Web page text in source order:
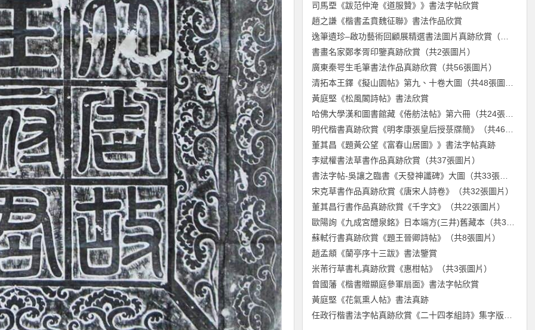
司馬垔《跋范仲淹《道服贊》》書法字帖欣賞
趙之謙《楷書孟賁魏征聯》書法作品欣賞
書畫名家鄭孝胥印鑒真跡欣賞（共2張圖片）
廣東秦咢生毛筆書法作品真跡欣賞（共56張圖片）
黃庭堅《松風閣詩帖》書法欣賞
哈佛大學漢和圖書館藏《倦舫法帖》第六冊（共24張圖片）
董其昌《題黃公望《富春山居圖》》書法字帖真跡
李斌權書法草書作品真跡欣賞（共37張圖片）
書法字帖-吳讓之臨書《天發神讖碑》大圖（共33張圖片）
宋克草書作品真跡欣賞《唐宋人詩卷》（共32張圖片）
董其昌行書作品真跡欣賞《千字文》（共22張圖片）
蘇軾行書真跡欣賞《題王晉卿詩帖》（共8張圖片）
趙孟頫《蘭亭序十三跋》書法鑒賞
米芾行草書札真跡欣賞《惠柑帖》（共3張圖片）
曾國藩《楷書贈顯庭參軍扇面》書法字帖欣賞
黃庭堅《花氣熏人帖》書法真跡